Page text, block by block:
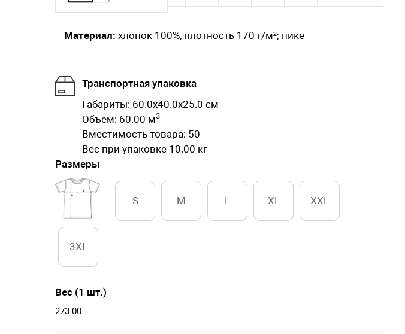
Материал: хлопок 100%, плотность 170 г/м²; пике
Транспортная упаковка
Габариты: 60.0x40.0x25.0 см
Объем: 60.00 м3
Вместимость товара: 50
Вес при упаковке 10.00 кг
Размеры
S M L XL XXL
3XL
Вес (1 шт.)
273.00